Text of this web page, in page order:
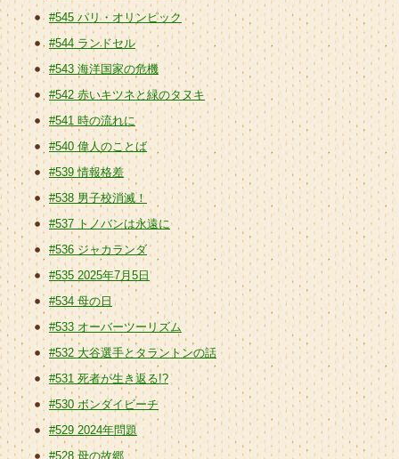
#545 パリ・オリンピック
#544 ランドセル
#543 海洋国家の危機
#542 赤いキツネと緑のタヌキ
#541 時の流れに
#540 偉人のことば
#539 情報格差
#538 男子校消滅！
#537 トノバンは永遠に
#536 ジャカランダ
#535 2025年7月5日
#534 母の日
#533 オーバーツーリズム
#532 大谷選手とタラントンの話
#531 死者が生き返る!?
#530 ボンダイビーチ
#529 2024年問題
#528 母の故郷